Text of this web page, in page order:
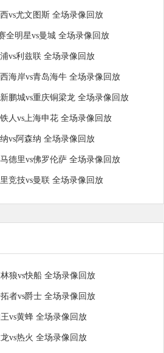
vs尤文图斯 全场录像回放
全明星vs曼城 全场录像回放
vs利兹联 全场录像回放
海岸vs青岛海牛 全场录像回放
鹏城vs重庆铜梁龙 全场录像回放
人vs上海申花 全场录像回放
vs阿森纳 全场录像回放
德里vs佛罗伦萨 全场录像回放
竞技vs曼联 全场录像回放
狼vs快船 全场录像回放
者vs爵士 全场录像回放
vs黄蜂 全场录像回放
vs热火 全场录像回放